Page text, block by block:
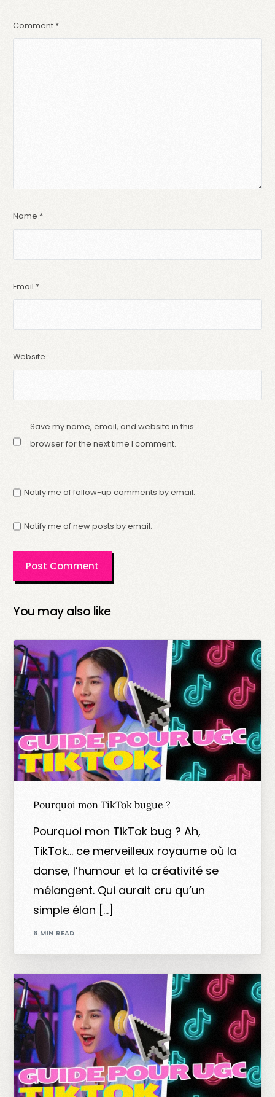
Comment *
Name *
Email *
Website
Save my name, email, and website in this
browser for the next time I comment.
Notify me of follow-up comments by email.
Notify me of new posts by email.
You may also like
Pourquoi mon TikTok bugue ?
Pourquoi mon TikTok bug ? Ah,
TikTok… ce merveilleux royaume où la
danse, l’humour et la créativité se
mélangent. Qui aurait cru qu’un
simple élan […]
6 MIN READ